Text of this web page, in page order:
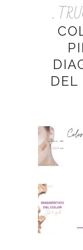
.
DEL